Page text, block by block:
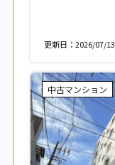
更新日：2026/07/13
中古マンション